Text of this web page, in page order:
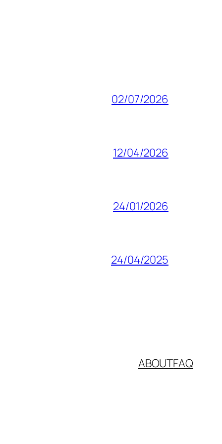
02/07/2026
12/04/2026
24/01/2026
24/04/2025
ABOUTFAQ